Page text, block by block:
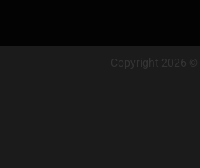
Copyright 2026 ©